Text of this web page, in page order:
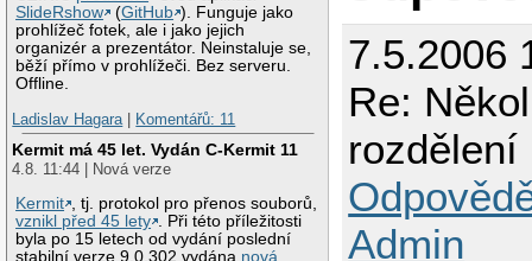
SlideRshow
(GitHub ). Funguje jako
prohlížeč fotek, ale i jako jejich
organizér a prezentátor. Neinstaluje se,
běží přímo v prohlížeči. Bez serveru.
Offline.
Ladislav Hagara | Komentářů: 11
Kermit má 45 let. Vydán C-Kermit 11
4.8. 11:44 | Nová verze
Kermit
, tj. protokol pro přenos souborů,
vznikl před 45 lety
. Při této příležitosti
byla po 15 letech od vydání poslední
stabilní verze 9.0.302 vydána nová
7.5.2006
Re:
rozdělení
Admin